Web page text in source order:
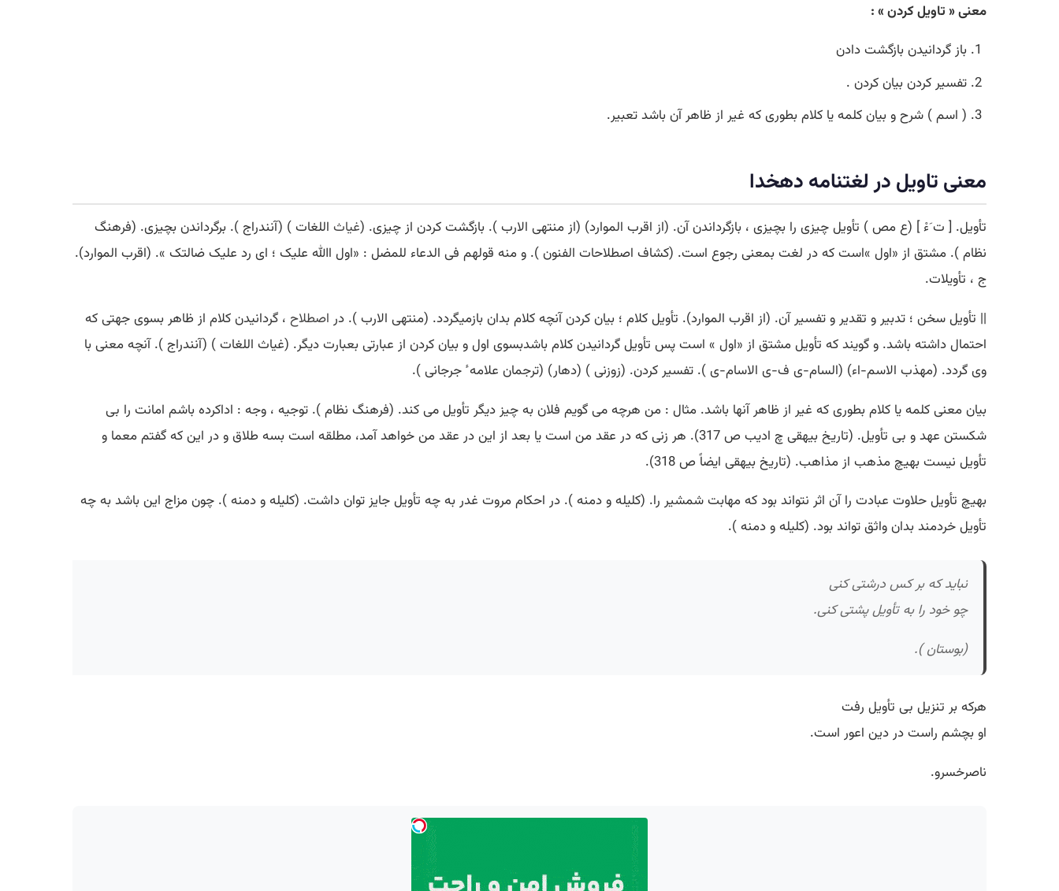
معنی « تاویل کردن » :
باز گردانیدن بازگشت دادن
تفسیر کردن بیان کردن .
( اسم ) شرح و بیان کلمه یا کلام بطوری که غیر از ظاهر آن باشد تعبیر.
معنی تاویل در لغتنامه دهخدا
تأویل. [ ت َءْ ] (ع مص ) تأویل چیزی را بچیزی ، بازگرداندن آن. (از اقرب الموارد) (از منتهی الارب ). بازگشت کردن از چیزی. (غیاث اللغات ) (آنندراج ). برگرداندن بچیزی. (فرهنگ
نظام ). مشتق از «اول »است که در لغت بمعنی رجوع است. (کشاف اصطلاحات الفنون ). و منه قولهم فی الدعاء للمضل : «اول اﷲ علیک ؛ ای رد علیک ضالتک ». (اقرب الموارد).
ج ، تأویلات.
|| تأویل سخن ؛ تدبیر و تقدیر و تفسیر آن. (از اقرب الموارد). تأویل کلام ؛ بیان کردن آنچه کلام بدان بازمیگردد. (منتهی الارب ). در اصطلاح ، گردانیدن کلام از ظاهر بسوی جهتی که
احتمال داشته باشد. و گویند که تأویل مشتق از «اول » است پس تأویل گردانیدن کلام باشدبسوی اول و بیان کردن از عبارتی بعبارت دیگر. (غیاث اللغات ) (آنندراج ). آنچه معنی با
وی گردد. (مهذب الاسم-اء) (السام-ی ف-ی الاسام-ی ). تفسیر کردن. (زوزنی ) (دهار) (ترجمان علامه ٔ جرجانی ).
بیان معنی کلمه یا کلام بطوری که غیر از ظاهر آنها باشد. مثال : من هرچه می گویم فلان به چیز دیگر تأویل می کند. (فرهنگ نظام ). توجیه ، وجه : اداکرده باشم امانت را بی
شکستن عهد و بی تأویل. (تاریخ بیهقی چ ادیب ص 317). هر زنی که در عقد من است یا بعد از این در عقد من خواهد آمد، مطلقه است بسه طلاق و در این که گفتم معما و
تأویل نیست بهیچ مذهب از مذاهب. (تاریخ بیهقی ایضاً ص 318).
بهیچ تأویل حلاوت عبادت را آن اثر نتواند بود که مهابت شمشیر را. (کلیله و دمنه ). در احکام مروت غدر به چه تأویل جایز توان داشت. (کلیله و دمنه ). چون مزاج این باشد به چه
تأویل خردمند بدان واثق تواند بود. (کلیله و دمنه ).
نباید که بر کس درشتی کنی
چو خود را به تأویل پشتی کنی.
(بوستان ).
هرکه بر تنزیل بی تأویل رفت
او بچشم راست در دین اعور است.
ناصرخسرو.